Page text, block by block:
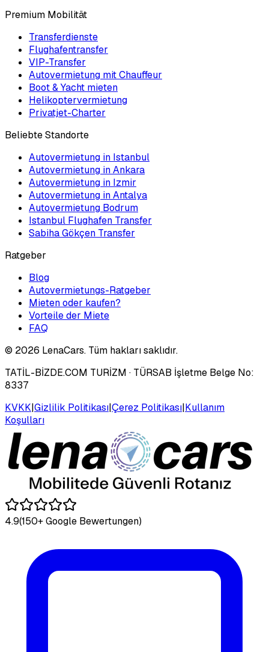
Premium Mobilität
Transferdienste
Flughafentransfer
VIP-Transfer
Autovermietung mit Chauffeur
Boot & Yacht mieten
Helikoptervermietung
Privatjet-Charter
Beliebte Standorte
Autovermietung in Istanbul
Autovermietung in Ankara
Autovermietung in Izmir
Autovermietung in Antalya
Autovermietung Bodrum
Istanbul Flughafen Transfer
Sabiha Gökçen Transfer
Ratgeber
Blog
Autovermietungs-Ratgeber
Mieten oder kaufen?
Vorteile der Miete
FAQ
© 2026 LenaCars. Tüm hakları saklıdır.
TATİL-BİZDE.COM TURİZM · TÜRSAB İşletme Belge No:
8337
KVKK|Gizlilik Politikası|Çerez Politikası|Kullanım
Koşulları
4.9(150+ Google Bewertungen)